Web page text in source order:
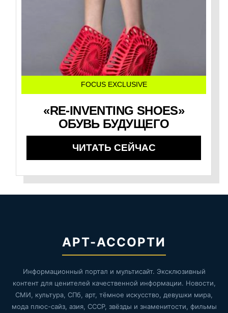
FOCUS EXCLUSIVE
«RE-INVENTING SHOES»
ОБУВЬ БУДУЩЕГО
ЧИТАТЬ СЕЙЧАС
АРТ-АССОРТИ
Информационный портал и мультисайт. Эксклюзивный
контент для ценителей качественной информации. Новости,
СМИ, культура, СПб, арт, тёмное искусство, девушки мира,
мода плюс-сайз, азия, СССР, звёзды и знаменитости, фильмы